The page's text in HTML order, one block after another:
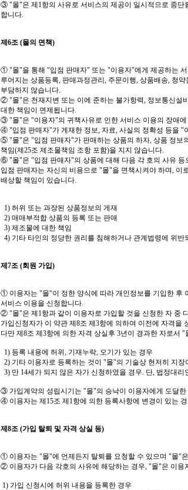
③ "몰"은 제1항의 사유로 서비스의 제공이 일시적으로 중단
합니다.
제6조 (몰의 면책)
① "몰"을 통해 "입점 판매자" 또는 "이용자"에게 제공하는
루어지는 상품등록, 판매과정관리, 주문이행, 상품배송, 청
부담하지 않습니다.
② "몰"은 천재지변 또는 이에 준하는 불가항력, 정보통신설
대한 책임이 면제됩니다.
③ "몰"은 "이용자"의 귀책사유로 인한 서비스 이용의 장애에
④ "입점 판매자"가 게재한 정보, 자료, 사실의 정확성 등을
⑤ "몰"은 "입점 판매자"가 판매하는 상품의 하자, 상품 정보
책임(제25조 제조물책임 조항 포함)을 지지 않습니다.
⑥ "몰"은 "입점 판매자"의 상품에 대해 다음 각 호의 사유
입점 판매자는 자신의 비용으로 "몰"을 면책시켜야 하며,
배상할 책임이 있습니다.
1) 허위 또는 과장된 상품정보의 게재
2) 매매부적합 상품의 등록 또는 판매
3) 제조물에 대한 책임
4) 기타 타인의 정당한 권리를 침해하거나 관계법령에 위반
제7조 (회원 가입)
① 이용자는 "몰"이 정한 양식에 따라 개인정보를 기입한 후
서비스 이용을 신청합니다.
② "몰"은 제1항과 같이 이용자로 가입할 것을 신청한 자 중
가입신청자가 이 약관 제8조 제3항에 의하여 이전에 자격을
다만 제8조 제3항에 의한 자격 상실후 3년이 경과한 자로서
1) 등록 내용에 허위, 기재누락, 오기가 있는 경우
2) 기타 이용자로 등록하는 것이 "몰"의 기술상 현저히 지장
3) 만 14세가 되지 않은 자가 신청하였을 경우. 단, 법정대
③ 가입계약의 성립시기는 "몰"의 승낙이 이용자에게 도달한
④ 이용자는 제15조 제1항에 의한 등록사항에 변경이 있는
제8조 (가입 탈퇴 및 자격 상실 등)
① 이용자는 "몰"에 언제든지 탈퇴를 요청할 수 있으며 "몰"
② 이용자가 다음 각호의 사유에 해당하는 경우, "몰"은
1) 가입 신청시에 허위 내용을 등록한 경우